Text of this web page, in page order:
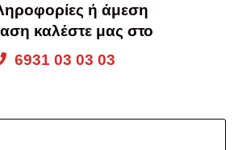
ή άμεση
καλέστε μας στο
6931 03 03 03